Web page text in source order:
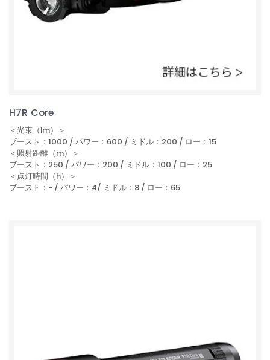
H7R Core
＜光束（lm）＞
ブースト：1000 / パワー：600 / ミドル：200 / ロー：15
＜照射距離（m）＞
ブースト：250 / パワー：200 / ミドル：100 / ロー：25
＜点灯時間（h）＞
ブースト：- / パワー：4/ ミドル：8 / ロー：65